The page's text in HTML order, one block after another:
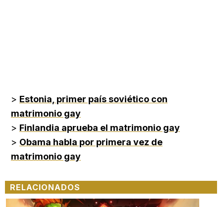
> Estonia, primer país soviético con
matrimonio gay
> Finlandia aprueba el matrimonio gay
> Obama habla por primera vez de
matrimonio gay
RELACIONADOS